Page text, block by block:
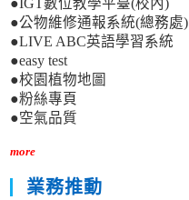
●IGT數位教學平臺(校內)
●公物維修通報系統(總務處)
●LIVE ABC英語學習系統
●easy test
●校園植物地圖
●粉絲專頁
●空氣品質
more
業務推動